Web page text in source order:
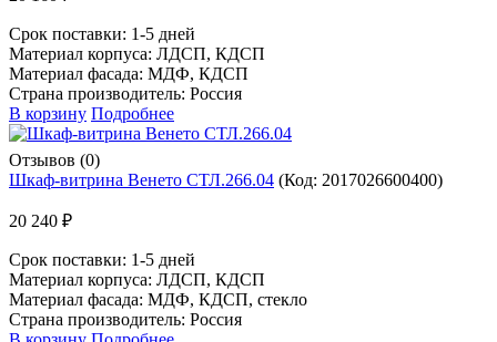
Срок поставки: 1-5 дней
Материал корпуса: ЛДСП, КДСП
Материал фасада: МДФ, КДСП
Страна производитель: Россия
В корзину Подробнее
Отзывов (0)
Шкаф-витрина Венето СТЛ.266.04 (Код: 2017026600400)
20 240 ₽
Срок поставки: 1-5 дней
Материал корпуса: ЛДСП, КДСП
Материал фасада: МДФ, КДСП, стекло
Страна производитель: Россия